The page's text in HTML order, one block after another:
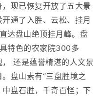
现已恢复开放了五大景
通了入胜、云松、挂月
达盘山绝顶挂月峰。盘
特色的农家院300多
还是蕴誉精湛的人文景
盘山素有“三盘胜境之
盘石胜，千奇百怪；下